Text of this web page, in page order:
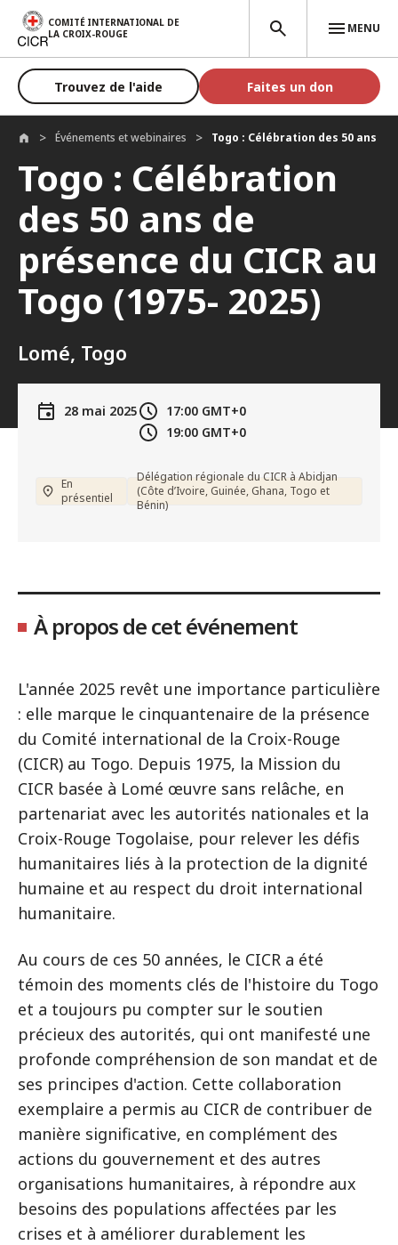
Aller au contenu principal
COMITÉ INTERNATIONAL DE
LA CROIX-ROUGE
MENU
Trouvez de l'aide Faites un don
Événements et webinaires Togo : Célébration des 50 ans
Togo : Célébration
des 50 ans de
présence du CICR au
Togo (1975- 2025)
Lomé, Togo
28 mai 2025 17:00 GMT+0
19:00 GMT+0
En
présentiel
Délégation régionale du CICR à Abidjan
(Côte d’Ivoire, Guinée, Ghana, Togo et
Bénin)
À propos de cet événement
L'année 2025 revêt une importance particulière
: elle marque le cinquantenaire de la présence
du Comité international de la Croix-Rouge
(CICR) au Togo. Depuis 1975, la Mission du
CICR basée à Lomé œuvre sans relâche, en
partenariat avec les autorités nationales et la
Croix-Rouge Togolaise, pour relever les défis
humanitaires liés à la protection de la dignité
humaine et au respect du droit international
humanitaire.
Au cours de ces 50 années, le CICR a été
témoin des moments clés de l'histoire du Togo
et a toujours pu compter sur le soutien
précieux des autorités, qui ont manifesté une
profonde compréhension de son mandat et de
ses principes d'action. Cette collaboration
exemplaire a permis au CICR de contribuer de
manière significative, en complément des
actions du gouvernement et des autres
organisations humanitaires, à répondre aux
besoins des populations affectées par les
crises et à améliorer durablement les